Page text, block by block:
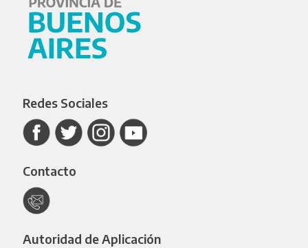
Redes Sociales
Contacto
Autoridad de Aplicación